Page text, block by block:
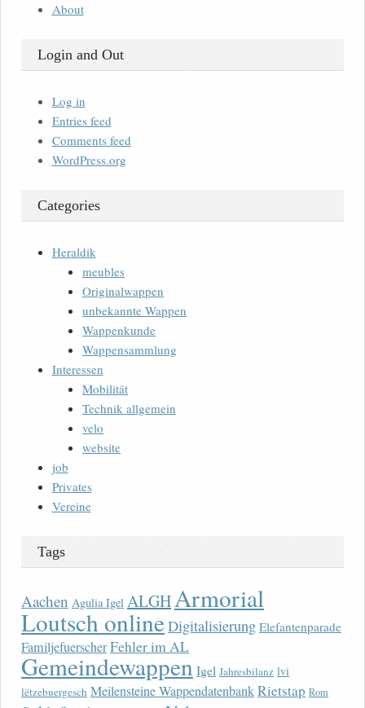
About
Login and Out
Log in
Entries feed
Comments feed
WordPress.org
Categories
Heraldik
meubles
Originalwappen
unbekannte Wappen
Wappenkunde
Wappensammlung
Interessen
Mobilität
Technik allgemein
velo
website
job
Privates
Vereine
Tags
Aachen Agulia Igel ALGHArmorial
Loutsch onlineDigitalisierung Elefantenparade
FamiljefuerscherFehler im AL
Gemeindewappen Igel Jahresbilanz lvi
lëtzebuergesch Meilensteine WappendatenbankRietstap Rom